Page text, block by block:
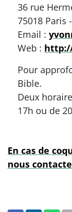
36 rue
75018 Paris
Email :
Web :
Pour
Bible.
Deux
17h ou de
En cas de
nous